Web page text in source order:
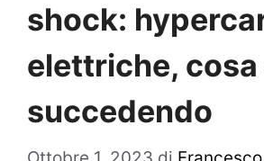
shock:
elettriche, cosa
succedendo